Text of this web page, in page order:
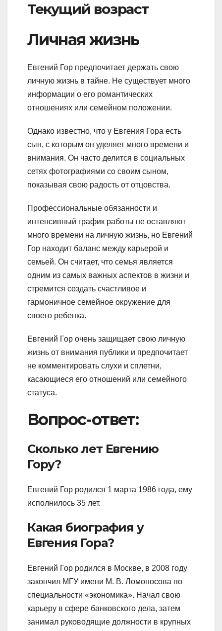
Текущий возраст
Личная жизнь
Евгений Гор предпочитает держать свою
личную жизнь в тайне. Не существует много
информации о его романтических
отношениях или семейном положении.
Однако известно, что у Евгения Гора есть
сын, с которым он уделяет много времени и
внимания. Он часто делится в социальных
сетях фотографиями со своим сыном,
показывая свою радость от отцовства.
Профессиональные обязанности и
интенсивный график работы не оставляют
много времени на личную жизнь, но Евгений
Гор находит баланс между карьерой и
семьей. Он считает, что семья является
одним из самых важных аспектов в жизни и
стремится создать счастливое и
гармоничное семейное окружение для
своего ребенка.
Евгений Гор очень защищает свою личную
жизнь от внимания публики и предпочитает
не комментировать слухи и сплетни,
касающиеся его отношений или семейного
статуса.
Вопрос-ответ:
Сколько лет Евгению
Гору?
Евгений Гор родился 1 марта 1986 года, ему
исполнилось 35 лет.
Какая биография у
Евгения Гора?
Евгений Гор родился в Москве, в 2008 году
закончил МГУ имени М. В. Ломоносова по
специальности «экономика». Начал свою
карьеру в сфере банковского дела, затем
занимал руководящие должности в крупных